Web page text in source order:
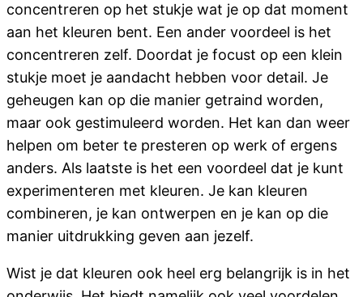
concentreren op het stukje wat je op dat moment
aan het kleuren bent. Een ander voordeel is het
concentreren zelf. Doordat je focust op een klein
stukje moet je aandacht hebben voor detail. Je
geheugen kan op die manier getraind worden,
maar ook gestimuleerd worden. Het kan dan weer
helpen om beter te presteren op werk of ergens
anders. Als laatste is het een voordeel dat je kunt
experimenteren met kleuren. Je kan kleuren
combineren, je kan ontwerpen en je kan op die
manier uitdrukking geven aan jezelf.
Wist je dat kleuren ook heel erg belangrijk is in het